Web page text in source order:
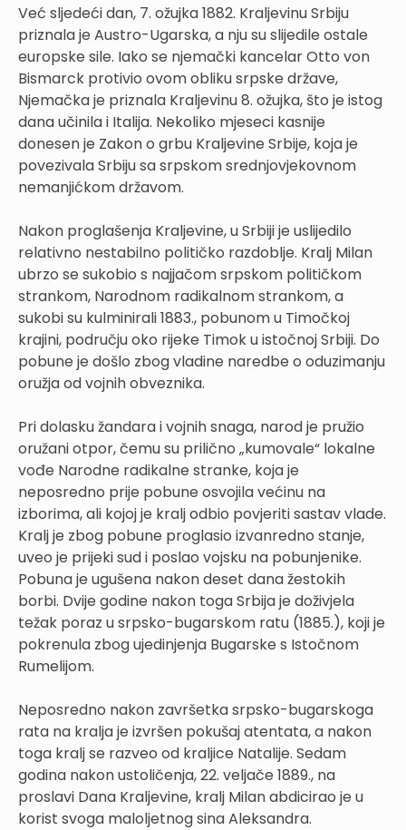
Već sljedeći dan, 7. ožujka 1882. Kraljevinu Srbiju
priznala je Austro-Ugarska, a nju su slijedile ostale
europske sile. Iako se njemački kancelar Otto von
Bismarck protivio ovom obliku srpske države,
Njemačka je priznala Kraljevinu 8. ožujka, što je istog
dana učinila i Italija. Nekoliko mjeseci kasnije
donesen je Zakon o grbu Kraljevine Srbije, koja je
povezivala Srbiju sa srpskom srednjovjekovnom
nemanjićkom državom.
Nakon proglašenja Kraljevine, u Srbiji je uslijedilo
relativno nestabilno političko razdoblje. Kralj Milan
ubrzo se sukobio s najjačom srpskom političkom
strankom, Narodnom radikalnom strankom, a
sukobi su kulminirali 1883., pobunom u Timočkoj
krajini, području oko rijeke Timok u istočnoj Srbiji. Do
pobune je došlo zbog vladine naredbe o oduzimanju
oružja od vojnih obveznika.
Pri dolasku žandara i vojnih snaga, narod je pružio
oružani otpor, čemu su prilično „kumovale“ lokalne
vođe Narodne radikalne stranke, koja je
neposredno prije pobune osvojila većinu na
izborima, ali kojoj je kralj odbio povjeriti sastav vlade.
Kralj je zbog pobune proglasio izvanredno stanje,
uveo je prijeki sud i poslao vojsku na pobunjenike.
Pobuna je ugušena nakon deset dana žestokih
borbi. Dvije godine nakon toga Srbija je doživjela
težak poraz u srpsko-bugarskom ratu (1885.), koji je
pokrenula zbog ujedinjenja Bugarske s Istočnom
Rumelijom.
Neposredno nakon završetka srpsko-bugarskoga
rata na kralja je izvršen pokušaj atentata, a nakon
toga kralj se razveo od kraljice Natalije. Sedam
godina nakon ustoličenja, 22. veljače 1889., na
proslavi Dana Kraljevine, kralj Milan abdicirao je u
korist svoga maloljetnog sina Aleksandra.